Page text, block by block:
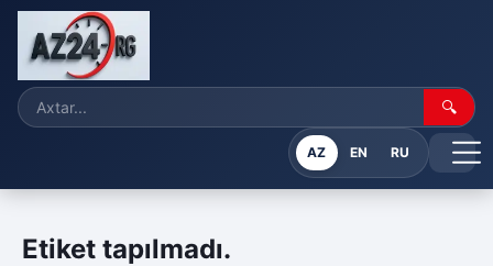
🔍
AZ EN RU
Etiket tapılmadı.